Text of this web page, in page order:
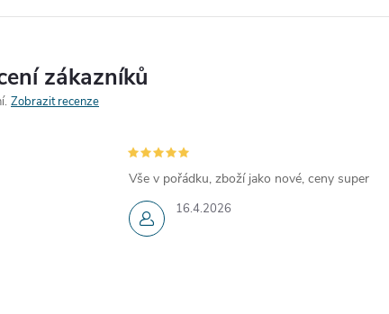
zákazníků
Zobrazit recenze
16.4.2026
Vše v pořádku, zboží jako nové, ceny super